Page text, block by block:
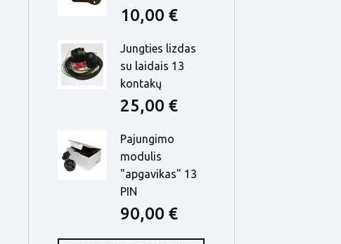
10,00 €
Jungties lizdas
su laidais 13
kontakų
25,00 €
Pajungimo
modulis
"apgavikas" 13
PIN
90,00 €